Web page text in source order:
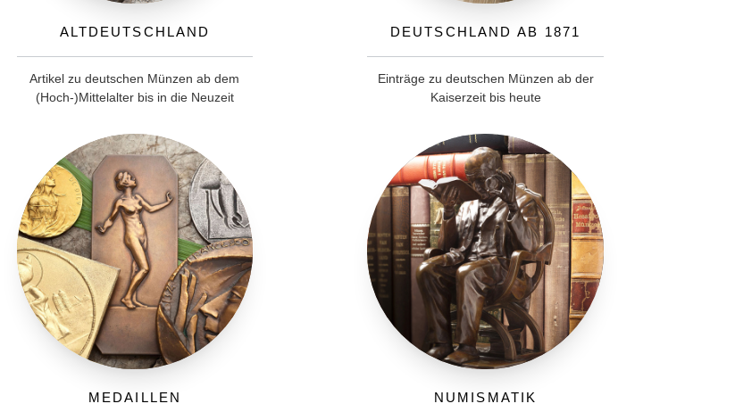
Altdeutschland
Artikel zu deutschen Münzen ab dem
(Hoch-)Mittelalter bis in die Neuzeit
Deutschland ab 1871
Einträge zu deutschen Münzen ab der
Kaiserzeit bis heute
Medaillen Numismatik